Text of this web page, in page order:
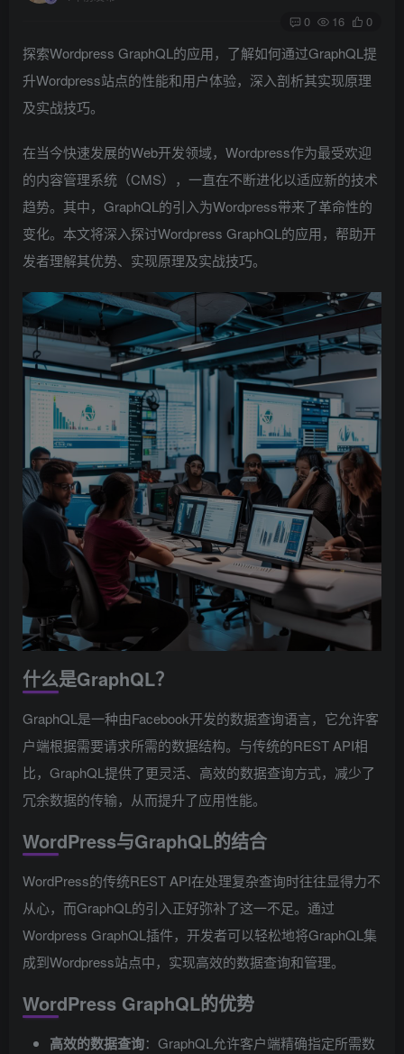
0 16 0
探索Wordpress GraphQL的应用，了解如何通过GraphQL提
升Wordpress站点的性能和用户体验，深入剖析其实现原理
及实战技巧。
在当今快速发展的Web开发领域，Wordpress作为最受欢迎
的内容管理系统（CMS），一直在不断进化以适应新的技术
趋势。其中，GraphQL的引入为Wordpress带来了革命性的
变化。本文将深入探讨Wordpress GraphQL的应用，帮助开
发者理解其优势、实现原理及实战技巧。
什么是GraphQL？
GraphQL是一种由Facebook开发的数据查询语言，它允许客
户端根据需要请求所需的数据结构。与传统的REST API相
比，GraphQL提供了更灵活、高效的数据查询方式，减少了
冗余数据的传输，从而提升了应用性能。
WordPress与GraphQL的结合
WordPress的传统REST API在处理复杂查询时往往显得力不
从心，而GraphQL的引入正好弥补了这一不足。通过
Wordpress GraphQL插件，开发者可以轻松地将GraphQL集
成到Wordpress站点中，实现高效的数据查询和管理。
WordPress GraphQL的优势
高效的数据查询：GraphQL允许客户端精确指定所需数